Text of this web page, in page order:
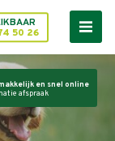
50 26
en snel online
afspraak